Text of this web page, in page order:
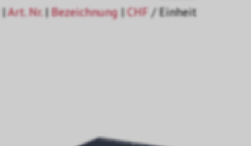
|Art. Nr.|Bezeichnung|CHF/ Einheit